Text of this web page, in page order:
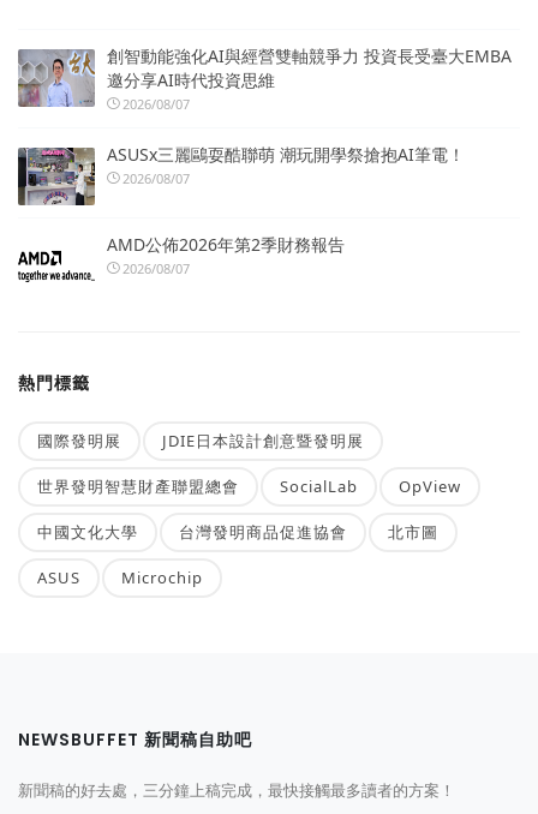
創智動能強化AI與經營雙軸競爭力 投資長受臺大EMBA
邀分享AI時代投資思維
2026/08/07
ASUSx三麗鷗耍酷聯萌 潮玩開學祭搶抱AI筆電！
2026/08/07
AMD公佈2026年第2季財務報告
2026/08/07
熱門標籤
國際發明展 JDIE日本設計創意暨發明展
世界發明智慧財產聯盟總會 SocialLab OpView
中國文化大學 台灣發明商品促進協會 北市圖
ASUS Microchip
NEWSBUFFET 新聞稿自助吧
新聞稿的好去處，三分鐘上稿完成，最快接觸最多讀者的方案！